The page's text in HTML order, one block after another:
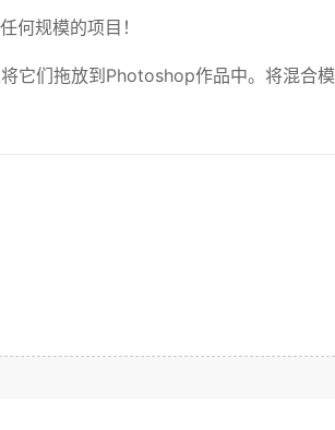
何规模的项目！
它们拖放到Photoshop作品中。将混合模